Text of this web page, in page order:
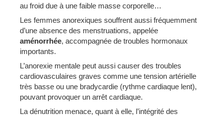
au froid due à une faible masse corporelle…
Les femmes anorexiques souffrent aussi fréquemment
d’une absence des menstruations, appelée
aménorrhée, accompagnée de troubles hormonaux
importants.
L’anorexie mentale peut aussi causer des troubles
cardiovasculaires graves comme une tension artérielle
très basse ou une bradycardie (rythme cardiaque lent),
pouvant provoquer un arrêt cardiaque.
La dénutrition menace, quant à elle, l’intégrité des